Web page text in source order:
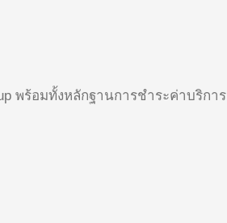
พร้อมทั้งหลักฐานการชำระค่าบริการ